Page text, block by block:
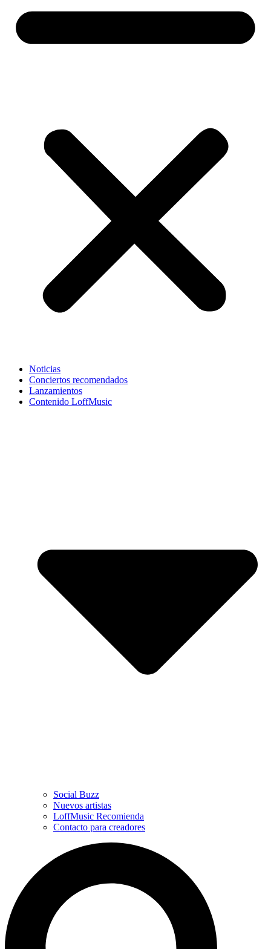
Noticias
Conciertos recomendados
Lanzamientos
Contenido LoffMusic
Social Buzz
Nuevos artistas
LoffMusic Recomienda
Contacto para creadores